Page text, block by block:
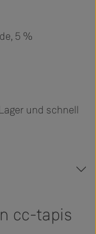
5 %
und schnell
cc-tapis